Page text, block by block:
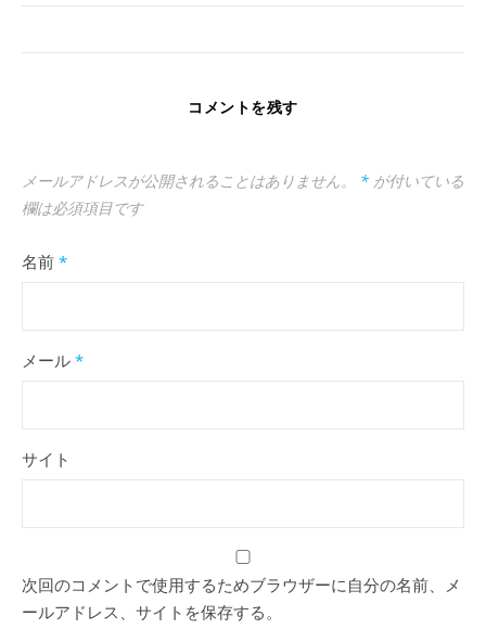
コメントを残す
メールアドレスが公開されることはありません。 * が付いている
欄は必須項目です
名前 *
メール *
サイト
次回のコメントで使用するためブラウザーに自分の名前、メ
ールアドレス、サイトを保存する。